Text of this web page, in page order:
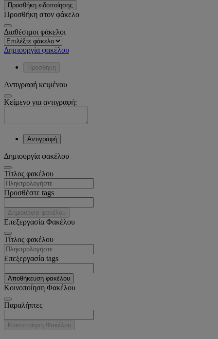
Προσθήκη ειδοποίησης
Προσθήκη στον φάκελο
Διαθέσιμοι φάκελοι
Δημιουργία φακέλου
Προσθήκη
Αντιγραφή κειμένου
Κείμενο για αντιγραφή:
Αντιγραφή
Δημιουργία φακέλου
Tίτλος φακέλου
Προσθέστε tags
Δημιουργία φακέλου
Επεξεργασία Φακέλου
Tίτλος φακέλου
Επεξεργασία tags
Αποθήκευση φακέλου
Κοινοποίηση Φακέλου
Παραλήπτες
Κοινοποίηση Φακέλου